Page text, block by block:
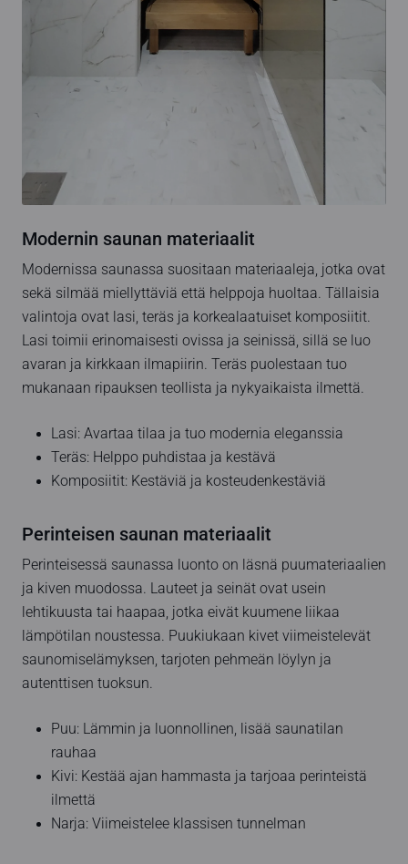
Modernin saunan materiaalit
Modernissa saunassa suositaan materiaaleja, jotka ovat
sekä silmää miellyttäviä että helppoja huoltaa. Tällaisia
valintoja ovat lasi, teräs ja korkealaatuiset komposiitit.
Lasi toimii erinomaisesti ovissa ja seinissä, sillä se luo
avaran ja kirkkaan ilmapiirin. Teräs puolestaan tuo
mukanaan ripauksen teollista ja nykyaikaista ilmettä.
Lasi: Avartaa tilaa ja tuo modernia eleganssia
Teräs: Helppo puhdistaa ja kestävä
Komposiitit: Kestäviä ja kosteudenkestäviä
Perinteisen saunan materiaalit
Perinteisessä saunassa luonto on läsnä puumateriaalien
ja kiven muodossa. Lauteet ja seinät ovat usein
lehtikuusta tai haapaa, jotka eivät kuumene liikaa
lämpötilan noustessa. Puukiukaan kivet viimeistelevät
saunomiselämyksen, tarjoten pehmeän löylyn ja
autenttisen tuoksun.
Puu: Lämmin ja luonnollinen, lisää saunatilan
rauhaa
Kivi: Kestää ajan hammasta ja tarjoaa perinteistä
ilmettä
Narja: Viimeistelee klassisen tunnelman